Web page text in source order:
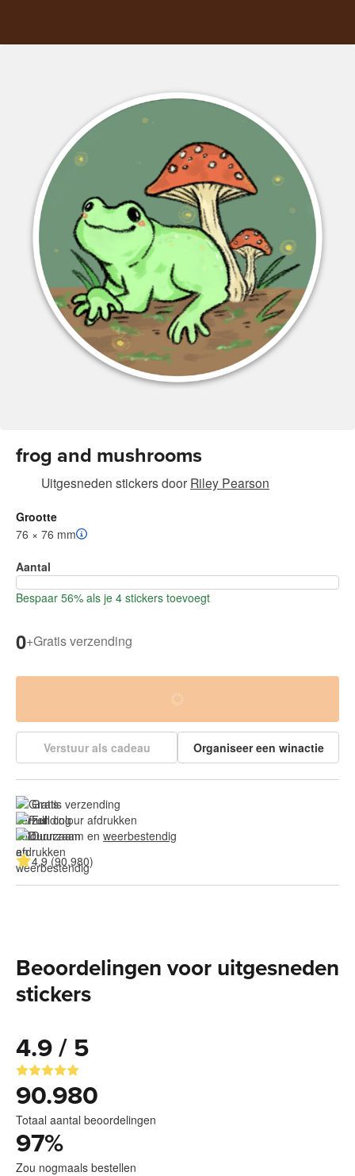
frog and mushrooms
Uitgesneden stickersdoor Riley Pearson
Grootte
76 × 76 mm
Aantal
Bespaar 56% als je 4 stickers toevoegt
0+Gratis verzending
Verstuur als cadeau Organiseer een winactie
Gratis verzending
Full colour afdrukken
Duurzaam en weerbestendig
4.9 (90.980)
Beoordelingen voor uitgesneden
stickers
4.9 / 5
90.980
Totaal aantal beoordelingen
97%
Zou nogmaals bestellen